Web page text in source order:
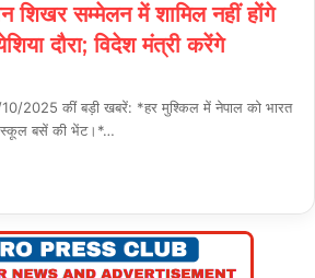
सम्मेलन में शामिल नहीं होंगे
दौरा; विदेश मंत्री करेंगे
2025 कीं बड़ी खबरें: *हर मुश्किल में नेपाल को भारत
स्कूल बसें की भेंट।*…